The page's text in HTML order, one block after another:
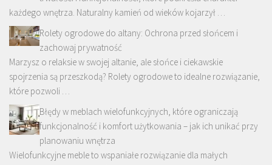
każdego wnętrza. Naturalny kamień od wieków kojarzył …
Rolety ogrodowe do altany: Ochrona przed słońcem i
zachowaj prywatność
Marzysz o relaksie w swojej altanie, ale słońce i ciekawskie
spojrzenia są przeszkodą? Rolety ogrodowe to idealne rozwiązanie,
które pozwoli …
Błędy w meblach wielofunkcyjnych, które ograniczają
funkcjonalność i komfort użytkowania – jak ich unikać przy
planowaniu wnętrza
Wielofunkcyjne meble to wspaniałe rozwiązanie dla małych